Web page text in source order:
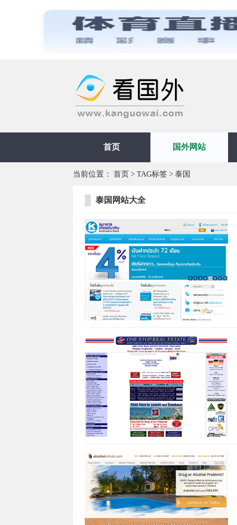
首页 国外网站
当前位置： 首页 > TAG标签 > 泰国
泰国网站大全